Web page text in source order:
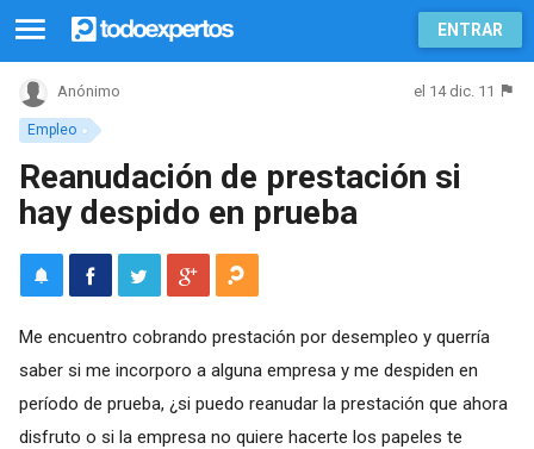
ENTRAR
Empleo
Anónimo el 14 dic. 11
Reanudación de prestación si
hay despido en prueba
Me encuentro cobrando prestación por desempleo y querría
saber si me incorporo a alguna empresa y me despiden en
período de prueba, ¿si puedo reanudar la prestación que ahora
disfruto o si la empresa no quiere hacerte los papeles te